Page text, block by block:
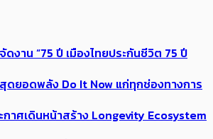
ดงาน “75 ปี เมืองไทยประกันชีวิต 75 ปี
ดยอดพลัง Do It Now แก่ทุกช่องทางการ
าศเดินหน้าสร้าง Longevity Ecosystem